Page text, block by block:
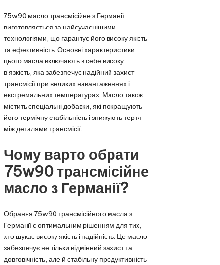
75w90 масло трансмісійне з Германії
виготовляється за найсучаснішими
технологіями, що гарантує його високу якість
та ефективність. Основні характеристики
цього масла включають в себе високу
в’язкість, яка забезпечує надійний захист
трансмісії при великих навантаженнях і
екстремальних температурах. Масло також
містить спеціальні добавки, які покращують
його термічну стабільність і знижують тертя
між деталями трансмісії.
Чому варто обрати
75w90 трансмісійне
масло з Германії?
Обрання 75w90 трансмісійного масла з
Германії є оптимальним рішенням для тих,
хто шукає високу якість і надійність. Це масло
забезпечує не тільки відмінний захист та
довговічність, але й стабільну продуктивність